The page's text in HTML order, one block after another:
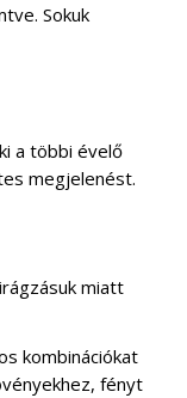
Sokuk
a többi évelő
megjelenést.
miatt
kombinációkat
fényt